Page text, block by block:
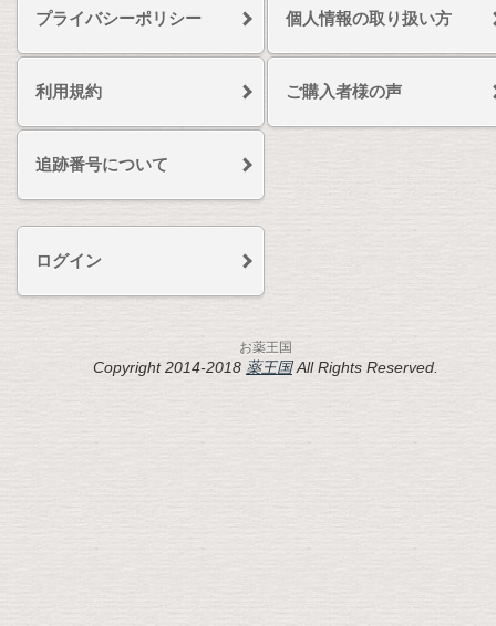
プライバシーポリシー 個人情報の取り扱い方
利用規約 ご購入者様の声
追跡番号について
ログイン
お薬王国
Copyright 2014-2018 薬王国All Rights Reserved.